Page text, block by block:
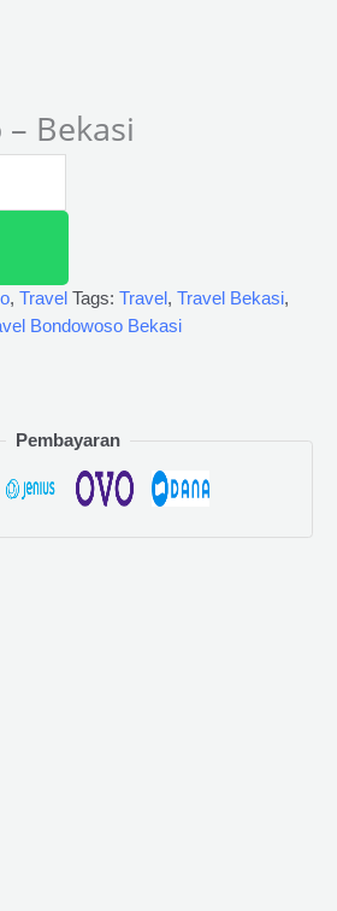
Bekasi
, Travel Tags: Travel , Travel Bekasi,
Bondowoso Bekasi
Pembayaran